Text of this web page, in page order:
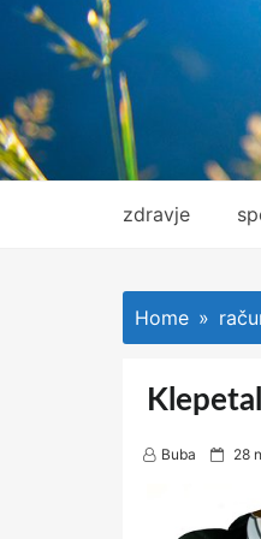
Skip
zdravje
Home
Buba
P 28